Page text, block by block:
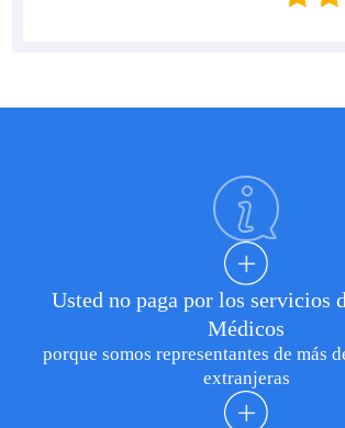
Usted no paga por los servicios
Médicos
porque somos representantes de más
extranjeras